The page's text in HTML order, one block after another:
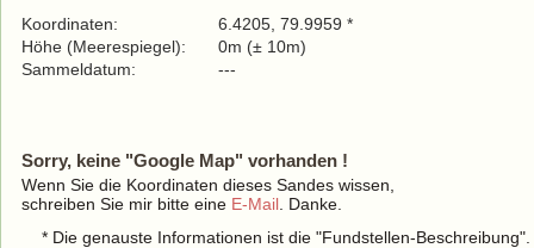
Koordinaten:
6.4205, 79.9959 *
Höhe (Meerespiegel):
0m (± 10m)
Sammeldatum:
---
Sorry, keine "Google Map" vorhanden !
Wenn Sie die Koordinaten dieses Sandes wissen,
schreiben Sie mir bitte eine E-Mail . Danke.
* Die genauste Informationen ist die "Fundstellen-